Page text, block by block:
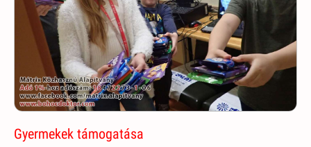
Gyermekek támogatása